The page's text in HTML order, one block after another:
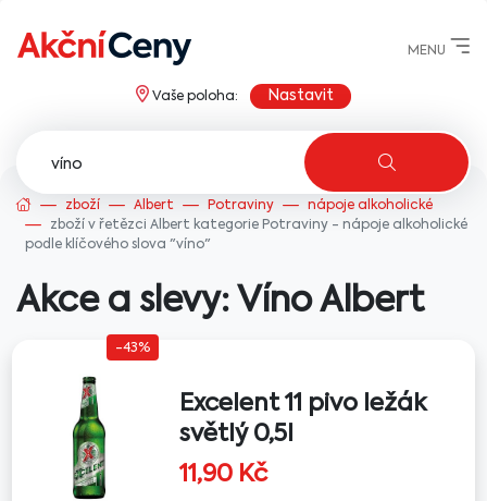
MENU
Vaše poloha: Nastavit
AkcniCeny.cz
zboží Albert Potraviny
nápoje alkoholické
zboží v řetězci Albert kategorie Potraviny - nápoje alkoholické
podle klíčového slova "víno"
Akce a slevy: VínoAlbert
-43%
Excelent 11 pivo ležák
světlý 0,5l
11,90 Kč